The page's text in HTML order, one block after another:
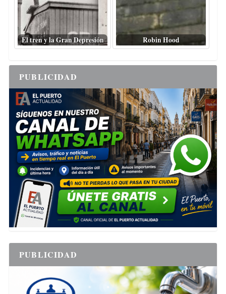
El tren y la Gran Depresión Robin Hood
PUBLICIDAD
PUBLICIDAD